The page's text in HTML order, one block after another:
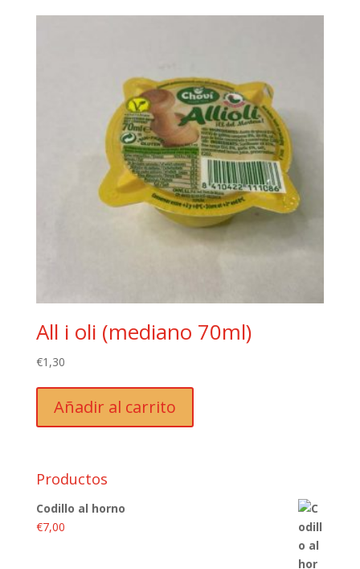
All i oli (mediano 70ml)
€1,30
Añadir al carrito
Productos
Codillo al horno
€7,00